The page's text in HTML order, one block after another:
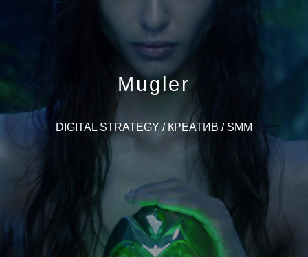
Mugler
DIGITAL STRATEGY / КРЕАТИВ / SMM